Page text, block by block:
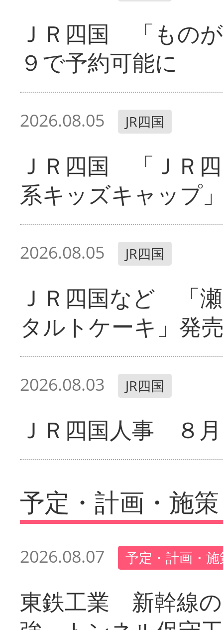
ＪＲ四国 「もの
９で予約可能に
2026.08.05 JR四国
ＪＲ四国 「ＪＲ
系キッズキャップ
2026.08.05 JR四国
ＪＲ四国など 「
タルトケーキ」発
2026.08.03 JR四国
ＪＲ四国人事 ８
予定・計画・施策
2026.08.07 予定・計画・
東鉄工業 新幹線